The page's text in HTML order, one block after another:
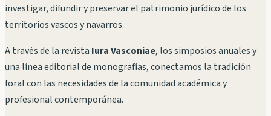
investigar, difundir y preservar el patrimonio jurídico de los
territorios vascos y navarros.
A través de la revista Iura Vasconiae, los simposios anuales y
una línea editorial de monografías, conectamos la tradición
foral con las necesidades de la comunidad académica y
profesional contemporánea.